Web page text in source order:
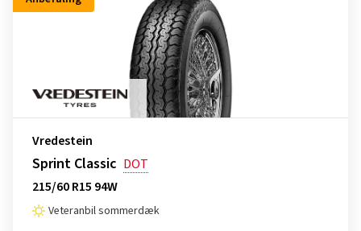
Vredestein
Sprint Classic DOT
215/60 R15 94W
Veteranbil sommerdæk